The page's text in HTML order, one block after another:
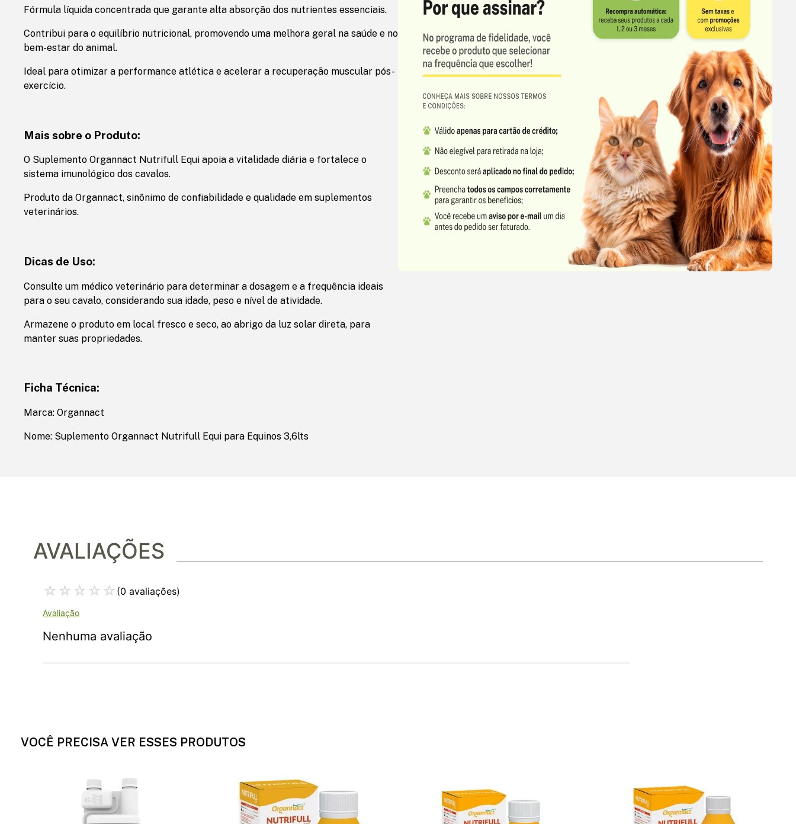
Fórmula líquida concentrada que garante alta absorção dos nutrientes essenciais.
Contribui para o equilíbrio nutricional, promovendo uma melhora geral na saúde e no
bem-estar do animal.
Ideal para otimizar a performance atlética e acelerar a recuperação muscular pós-
exercício.
Mais sobre o Produto:
O Suplemento Organnact Nutrifull Equi apoia a vitalidade diária e fortalece o
sistema imunológico dos cavalos.
Produto da Organnact, sinônimo de confiabilidade e qualidade em suplementos
veterinários.
Dicas de Uso:
Consulte um médico veterinário para determinar a dosagem e a frequência ideais
para o seu cavalo, considerando sua idade, peso e nível de atividade.
Armazene o produto em local fresco e seco, ao abrigo da luz solar direta, para
manter suas propriedades.
Ficha Técnica:
Marca: Organnact
Nome: Suplemento Organnact Nutrifull Equi para Equinos 3,6lts
AVALIAÇÕES
☆ ☆ ☆ ☆ ☆ (0 avaliações)
Nenhuma avaliação
VOCÊ PRECISA VER ESSES PRODUTOS